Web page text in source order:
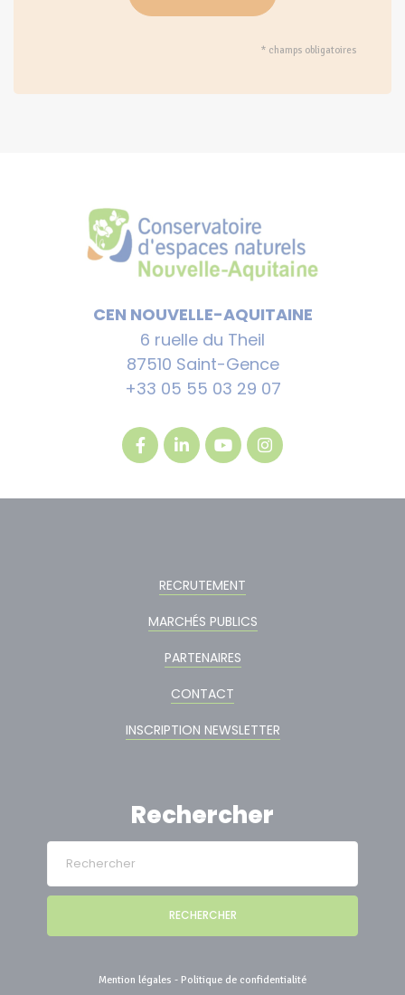
* champs obligatoires
CEN NOUVELLE-AQUITAINE
6 ruelle du Theil
87510 Saint-Gence
+33 05 55 03 29 07
RECRUTEMENT
MARCHÉS PUBLICS
PARTENAIRES
CONTACT
INSCRIPTION NEWSLETTER
Rechercher
RECHERCHER
Mention légales - Politique de confidentialité